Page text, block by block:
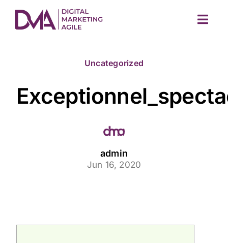
content
Uncategorized
admin
Jun 16, 2020